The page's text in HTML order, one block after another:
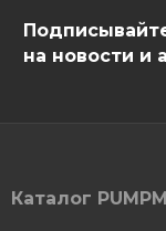
на новости и
Каталог